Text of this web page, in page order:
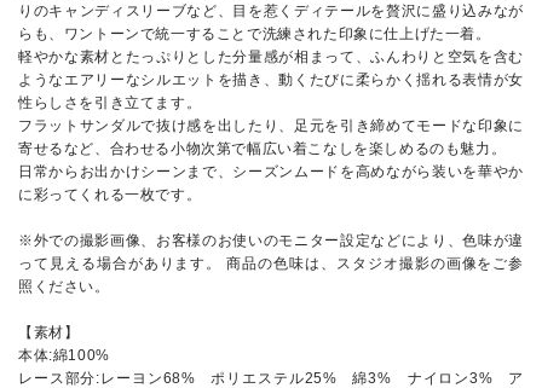
りのキャンディスリーブなど、目を惹くディテールを贅沢に盛り込みなが
らも、ワントーンで統一することで洗練された印象に仕上げた一着。
軽やかな素材とたっぷりとした分量感が相まって、ふんわりと空気を含む
ようなエアリーなシルエットを描き、動くたびに柔らかく揺れる表情が女
性らしさを引き立てます。
フラットサンダルで抜け感を出したり、足元を引き締めてモードな印象に
寄せるなど、合わせる小物次第で幅広い着こなしを楽しめるのも魅力。
日常からお出かけシーンまで、シーズンムードを高めながら装いを華やか
に彩ってくれる一枚です。
※外での撮影画像、お客様のお使いのモニター設定などにより、色味が違
って見える場合があります。 商品の色味は、スタジオ撮影の画像をご参
照ください。
【素材】
本体:綿100%
レース部分:レーヨン68% ポリエステル25% 綿3% ナイロン3% ア